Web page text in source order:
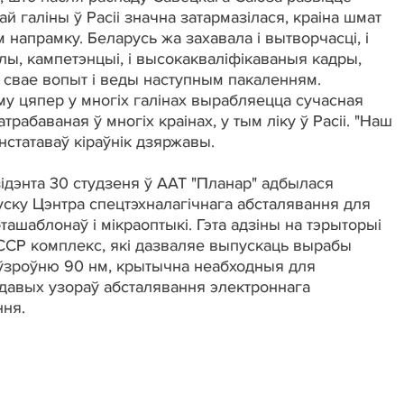
галіны ў Расіі значна затармазілася, краіна шмат
напрамку. Беларусь жа захавала і вытворчасці, і
кампетэнцыі, і высокакваліфікаваныя кадры,
свае вопыт і веды наступным пакаленням.
цяпер у многіх галінах вырабляецца сучасная
ў многіх краінах, у тым ліку ў Расіі. "Наш
кіраўнік дзяржавы.
30 студзеня ў ААТ "Планар" адбылася
Цэнтра спецтэхналагічнага абсталявання для
і мікраоптыкі. Гэта адзіны на тэрыторыі
комплекс, які дазваляе выпускаць вырабы
ўзроўню 90 нм, крытычна неабходныя для
узораў абсталявання электроннага